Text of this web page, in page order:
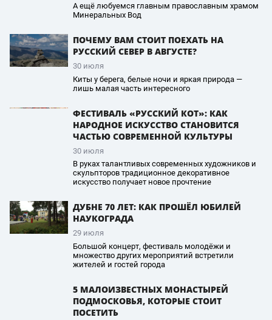
А ещё любуемся главным православным храмом
Минеральных Вод
ПОЧЕМУ ВАМ СТОИТ ПОЕХАТЬ НА
РУССКИЙ СЕВЕР В АВГУСТЕ?
30 июля
Киты у берега, белые ночи и яркая природа —
лишь малая часть интересного
ФЕСТИВАЛЬ «РУССКИЙ КОТ»: КАК
НАРОДНОЕ ИСКУССТВО СТАНОВИТСЯ
ЧАСТЬЮ СОВРЕМЕННОЙ КУЛЬТУРЫ
30 июля
В руках талантливых современных художников и
скульпторов традиционное декоративное
искусство получает новое прочтение
ДУБНЕ 70 ЛЕТ: КАК ПРОШЁЛ ЮБИЛЕЙ
НАУКОГРАДА
29 июля
Большой концерт, фестиваль молодёжи и
множество других мероприятий встретили
жителей и гостей города
5 МАЛОИЗВЕСТНЫХ МОНАСТЫРЕЙ
ПОДМОСКОВЬЯ, КОТОРЫЕ СТОИТ
ПОСЕТИТЬ